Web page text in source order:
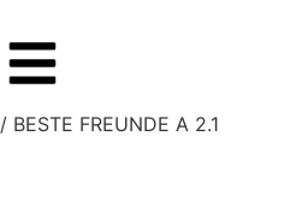
/ BESTE FREUNDE A 2.1